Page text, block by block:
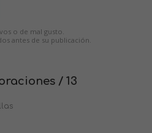
o de mal gusto.
antes de su publicación.
/ 13